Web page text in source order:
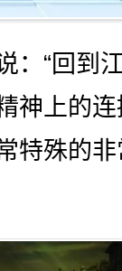
“回到
神上的
特殊的